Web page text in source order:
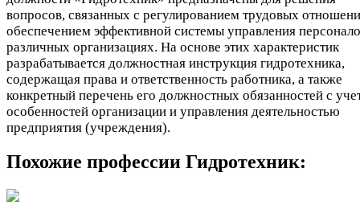
вопросов, связанных с регулированием трудовых
обеспечением эффективной системы управления
различных организациях. На основе этих характеристик
разрабатывается должностная инструкция гидротехника,
содержащая права и ответственность работника, а также
конкретный перечень его должностных обязанностей с
особенностей организации и управления деятельностью
предприятия (учреждения).
Похожие профессии Гидротехник: